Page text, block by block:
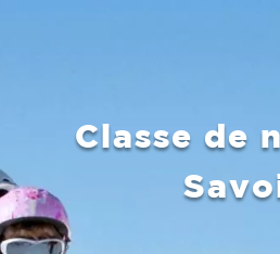
Classe de